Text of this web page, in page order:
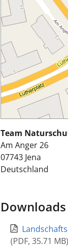
Team
Am Anger 26
07743 Jena
Deutschland
Downloads
(PDF, 35.71 MB)